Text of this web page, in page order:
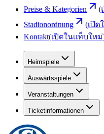
Preise & Kategorien
(
Stadionordnung
(เปิด
Kontakt(เปิดในแท็บใหม่
Heimspiele
Auswärtsspiele
Veranstaltungen
Ticketinformationen